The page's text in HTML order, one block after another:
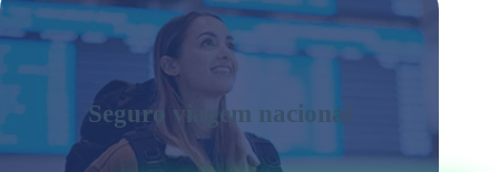
Seguro viagem nacional